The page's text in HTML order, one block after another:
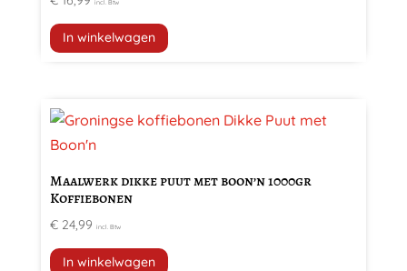
incl. Btw
In winkelwagen
Maalwerk dikke puut met boon’n 1000gr
Koffiebonen
€24,99 incl. Btw
In winkelwagen